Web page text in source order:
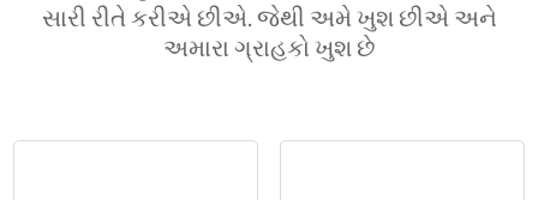
સારી રીતે કરીએ છીએ. જેથી અમે ખુશ છીએ અને
અમારા ગ્રાહકો ખુશ છે